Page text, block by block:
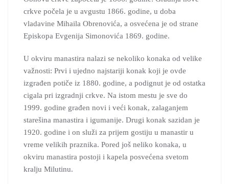
crkve počela je u avgustu 1866. godine, u doba
vladavine Mihaila Obrenovića, a osvećena je od strane
Episkopa Evgenija Simonovića 1869. godine.
U okviru manastira nalazi se nekoliko konaka od velike
važnosti: Prvi i ujedno najstariji konak koji je ovde
izgrađen potiče iz 1880. godine, a podignut je od ostatka
cigala pri izgradnji crkve. Na istom mestu je sve do
1999. godine građen novi i veći konak, zalaganjem
starešina manastira i igumanije. Drugi konak sazidan je
1920. godine i on služi za prijem gostiju u manastir u
vreme velikih praznika. Pored još neliko konaka, u
okviru manastira postoji i kapela posvećena svetom
kralju Milutinu.